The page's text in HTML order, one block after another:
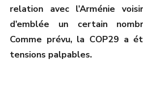
relation avec l’Arménie
d’emblée un certain
Comme prévu, la COP29 a
tensions palpables.